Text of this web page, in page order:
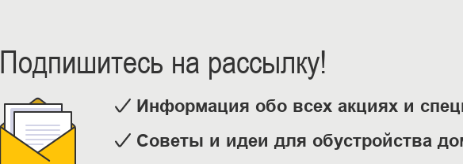
Подпишитесь на рассылку!
Информация обо всех акциях и
Советы и идеи для обустройства